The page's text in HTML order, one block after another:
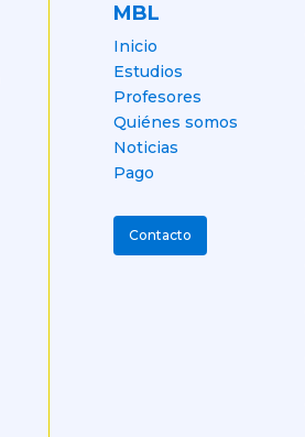
MBL
Inicio
Estudios
Profesores
Quiénes somos
Noticias
Pago
Contacto